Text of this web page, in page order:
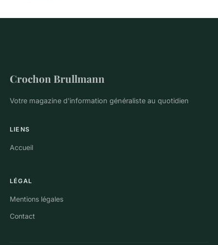
Crochon Brullmann
Votre magazine d'information généraliste au quotidien
LIENS
Accueil
LÉGAL
Mentions légales
Contact